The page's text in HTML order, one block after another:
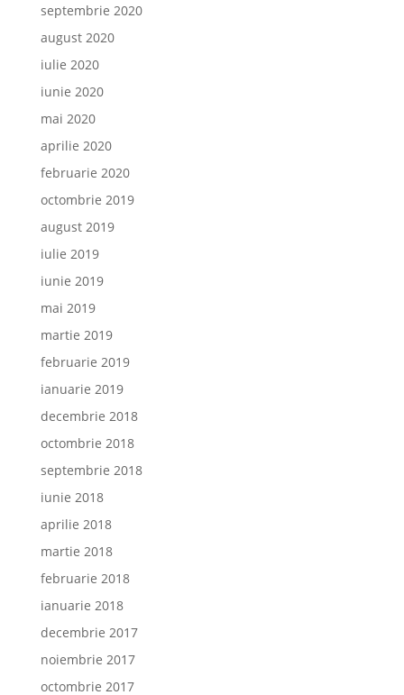
septembrie 2020
august 2020
iulie 2020
iunie 2020
mai 2020
aprilie 2020
februarie 2020
octombrie 2019
august 2019
iulie 2019
iunie 2019
mai 2019
martie 2019
februarie 2019
ianuarie 2019
decembrie 2018
octombrie 2018
septembrie 2018
iunie 2018
aprilie 2018
martie 2018
februarie 2018
ianuarie 2018
decembrie 2017
noiembrie 2017
octombrie 2017